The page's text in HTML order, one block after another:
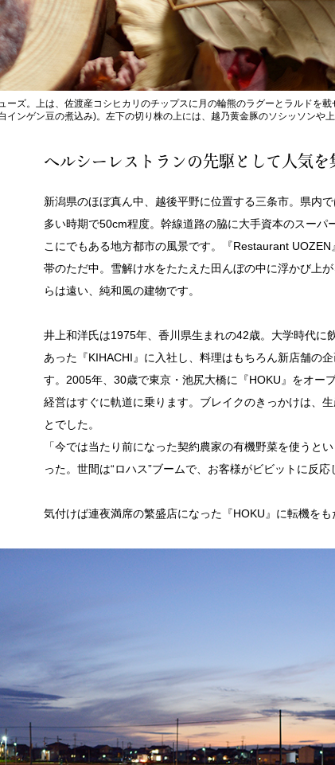
ーズ。上は、佐渡産コシヒカリのチップスに月の輪熊のラグーとラルドを
ンゲン豆の煮込み)。左下の切り株の上には、越乃黄金豚のソシッソンや
ヘルシーレストランの先駆として人気を
新潟県のほぼ真ん中、越後平野に位置する三条市。県内
多い時期で50cm程度。幹線道路の脇に大手資本のスー
こにでもある地方都市の風景です。『Restaurant
帯のただ中。雪解け水をたたえた田んぼの中に浮かび上
らは遠い、純和風の建物です。
井上和洋氏は1975年、香川県生まれの42歳。大学時代に
あった『KIHACHI』に入社し、料理はもちろん新店舗の
す。2005年、30歳で東京・池尻大橋に『HOKU』をオー
経営はすぐに軌道に乗ります。ブレイクのきっかけは、
とでした。
「今では当たり前になった契約農家の有機野菜を使うと
った。世間は“ロハス”ブームで、お客様がビビットに反
気付けば連夜満席の繁盛店になった『HOKU』に転機を